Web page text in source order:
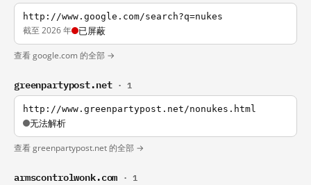
http://www.google.com/search?q=nukes
截至 2026 年 已屏蔽
查看 google.com 的全部 →
greenpartypost.net · 1
http://www.greenpartypost.net/nonukes.html
无法解析
查看 greenpartypost.net 的全部 →
armscontrolwonk.com · 1